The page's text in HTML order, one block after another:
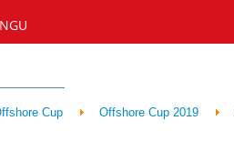
Cup Offshore Cup 2019